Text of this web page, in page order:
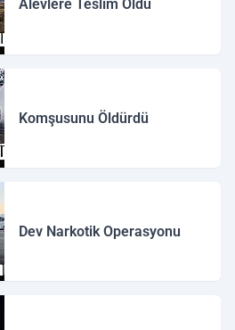
Alevlere Teslim Oldu
Komşusunu Öldürdü
Dev Narkotik Operasyonu